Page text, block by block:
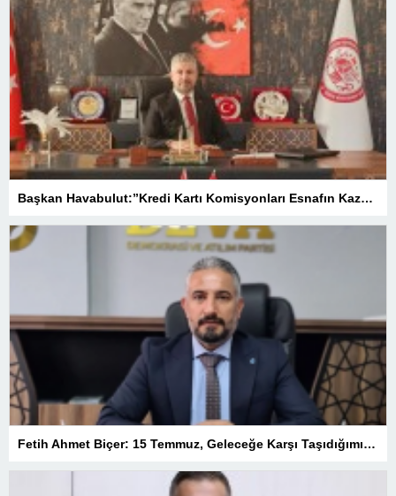
Başkan Havabulut:”Kredi Kartı Komisyonları Esnafın Kazancını Eritiyor”
Fetih Ahmet Biçer: 15 Temmuz, Geleceğe Karşı Taşıdığımız Sorumluluğu Hatırlatan Bir Milattır